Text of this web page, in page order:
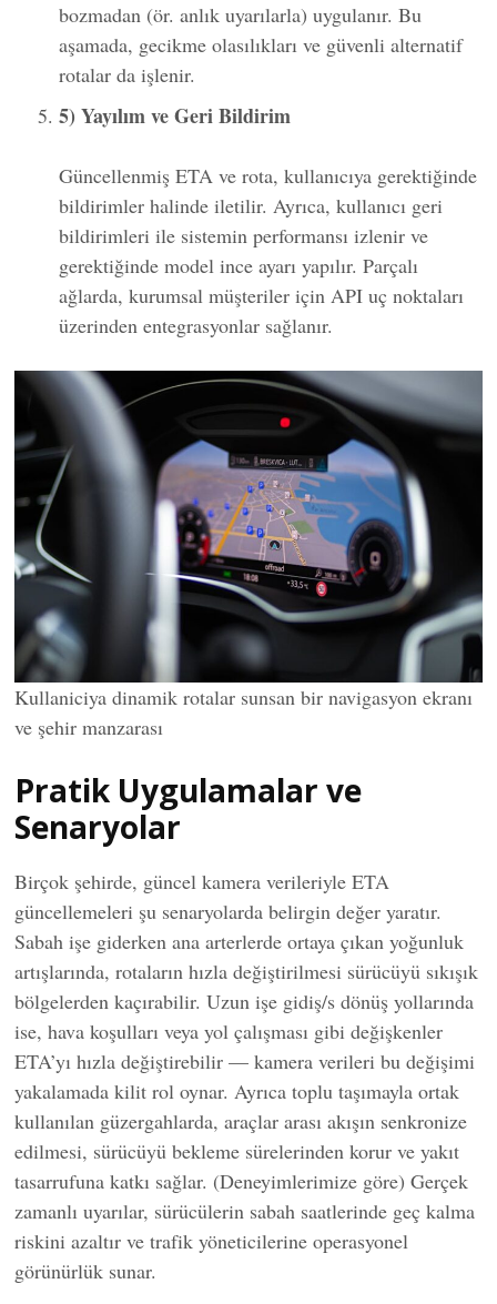
bozmadan (ör. anlık uyarılarla) uygulanır. Bu
aşamada, gecikme olasılıkları ve güvenli alternatif
rotalar da işlenir.
5) Yayılım ve Geri Bildirim
Güncellenmiş ETA ve rota, kullanıcıya gerektiğinde
bildirimler halinde iletilir. Ayrıca, kullanıcı geri
bildirimleri ile sistemin performansı izlenir ve
gerektiğinde model ince ayarı yapılır. Parçalı
ağlarda, kurumsal müşteriler için API uç noktaları
üzerinden entegrasyonlar sağlanır.
Kullaniciya dinamik rotalar sunsan bir navigasyon ekranı
ve şehir manzarası
Pratik Uygulamalar ve
Senaryolar
Birçok şehirde, güncel kamera verileriyle ETA
güncellemeleri şu senaryolarda belirgin değer yaratır.
Sabah işe giderken ana arterlerde ortaya çıkan yoğunluk
artışlarında, rotaların hızla değiştirilmesi sürücüyü sıkışık
bölgelerden kaçırabilir. Uzun işe gidiş/s dönüş yollarında
ise, hava koşulları veya yol çalışması gibi değişkenler
ETA’yı hızla değiştirebilir — kamera verileri bu değişimi
yakalamada kilit rol oynar. Ayrıca toplu taşımayla ortak
kullanılan güzergahlarda, araçlar arası akışın senkronize
edilmesi, sürücüyü bekleme sürelerinden korur ve yakıt
tasarrufuna katkı sağlar. (Deneyimlerimize göre) Gerçek
zamanlı uyarılar, sürücülerin sabah saatlerinde geç kalma
riskini azaltır ve trafik yöneticilerine operasyonel
görünürlük sunar.